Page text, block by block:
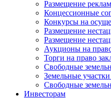
Размещение
Концессионные
Конкурсы на
Размещение
Размещение
Аукционы на
Торги на право
Свободные
Земельные
Свободные
Инвесторам